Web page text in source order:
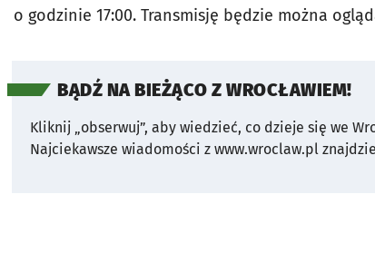
o godzinie 17:00. Transmisję będzie można
BĄDŹ NA BIEŻĄCO Z WROCŁAWIEM!
Kliknij „obserwuj”, aby wiedzieć, co dzieje się we
Najciekawsze wiadomości z www.wroclaw.pl